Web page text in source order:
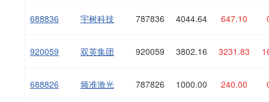
688836 宇树科技 787836 4044.64 647.10
920059 双英集团 920059 3802.16 3231.83
688826 频准激光 787826 1000.00 240.00